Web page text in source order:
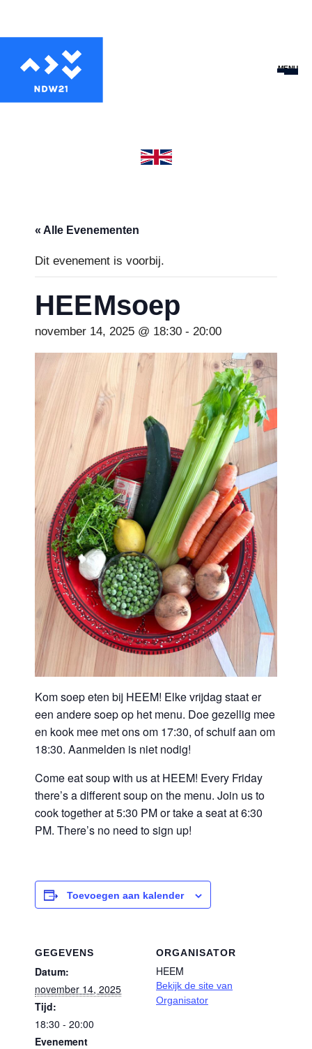
MENU
« Alle Evenementen
Dit evenement is voorbij.
HEEMsoep
november 14, 2025 @ 18:30 - 20:00
Kom soep eten bij HEEM! Elke vrijdag staat er
een andere soep op het menu. Doe gezellig mee
en kook mee met ons om 17:30, of schuif aan om
18:30. Aanmelden is niet nodig!
Come eat soup with us at HEEM! Every Friday
there’s a different soup on the menu. Join us to
cook together at 5:30 PM or take a seat at 6:30
PM. There’s no need to sign up!
Toevoegen aan kalender
GEGEVENS
Datum:
november 14, 2025
Tijd:
18:30 - 20:00
Evenement
ORGANISATOR
HEEM
Bekijk de site van
Organisator